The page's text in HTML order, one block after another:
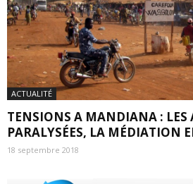
ACTUALITÉ
TENSIONS A MANDIANA : LES
PARALYSÉES, LA MÉDIATION
18 septembre 2018